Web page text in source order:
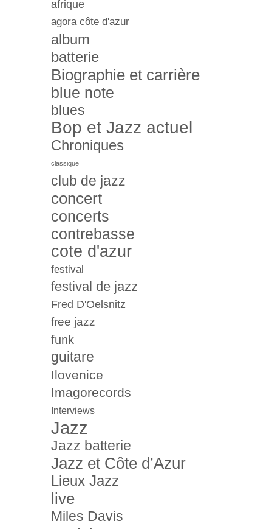
afrique
agora côte d'azur
album
batterie
Biographie et carrière
blue note
blues
Bop et Jazz actuel
Chroniques
classique
club de jazz
concert
concerts
contrebasse
cote d'azur
festival
festival de jazz
Fred D'Oelsnitz
free jazz
funk
guitare
Ilovenice
Imagorecords
Interviews
Jazz
Jazz batterie
Jazz et Côte d’Azur
Lieux Jazz
live
Miles Davis